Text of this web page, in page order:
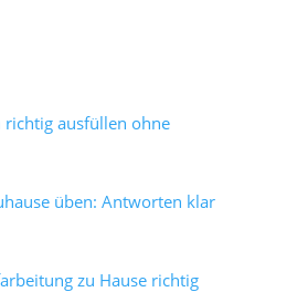
richtig ausfüllen ohne
üben: Antworten klar
zu Hause richtig